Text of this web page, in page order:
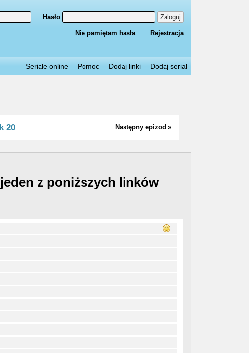
Hasło Zaloguj
Nie pamiętam hasła Rejestracja
Seriale online Pomoc Dodaj linki Dodaj serial
Następny epizod »
20
z poniższych linków